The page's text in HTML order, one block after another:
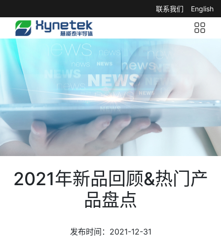
联系我们 English
2021年新品回顾&热门产
品盘点
发布时间：2021-12-31